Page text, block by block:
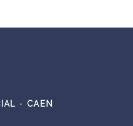
· CAEN